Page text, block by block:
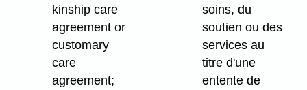
kinship care
agreement or
customary
care
agreement;
soins, du
soutien ou des
services au
titre d'une
entente de